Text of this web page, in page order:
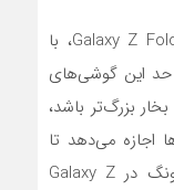
محفظه بخار (Vapor Chambers) در Galaxy Z Fold6، با
حد این گوشی‌های
بزرگ‌تر باشد،
اجازه می‌دهد تا
عملکرد پایدار خود را حفظ کنند. سامسونگ در Galaxy Z